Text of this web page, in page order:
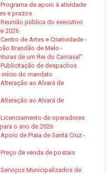
de apoio à atividade
e prazos
pública do executivo
2026
de Artes e Criatividade -
Brandão de Melo -
de um Rei do Carnaval"
Publicitação de despachos
do mandato
ao Alvará de
ao Alvará de
Licenciamento de operadores
o ano de 2026
de Praia de Santa Cruz -
de venda de postais
Serviços Municipalizados de